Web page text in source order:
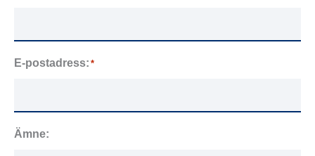
E-postadress: *
Ämne: